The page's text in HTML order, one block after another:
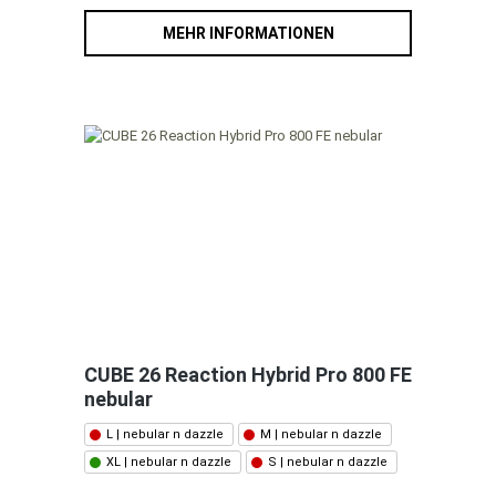
MEHR INFORMATIONEN
CUBE 26 Reaction Hybrid Pro 800 FE
nebular
L | nebular n dazzle
M | nebular n dazzle
XL | nebular n dazzle
S | nebular n dazzle